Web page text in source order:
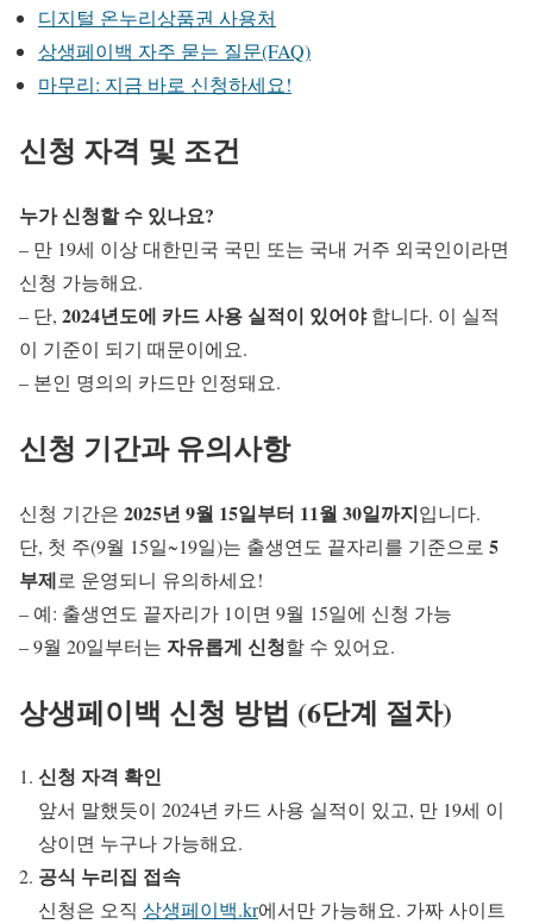
디지털 온누리상품권 사용처
상생페이백 자주 묻는 질문(FAQ)
마무리: 지금 바로 신청하세요!
신청 자격 및 조건
누가 신청할 수 있나요?
– 만 19세 이상 대한민국 국민 또는 국내 거주 외국인이라면
신청 가능해요.
– 단, 2024년도에 카드 사용 실적이 있어야합니다. 이 실적
이 기준이 되기 때문이에요.
– 본인 명의의 카드만 인정돼요.
신청 기간과 유의사항
신청 기간은 2025년 9월 15일부터 11월 30일까지입니다.
단, 첫 주(9월 15일~19일)는 출생연도 끝자리를 기준으로 5
부제로 운영되니 유의하세요!
– 예: 출생연도 끝자리가 1이면 9월 15일에 신청 가능
– 9월 20일부터는 자유롭게 신청할 수 있어요.
상생페이백 신청 방법 (6단계 절차)
신청 자격 확인
앞서 말했듯이 2024년 카드 사용 실적이 있고, 만 19세 이
상이면 누구나 가능해요.
공식 누리집 접속
신청은 오직 상생페이백.kr에서만 가능해요. 가짜 사이트